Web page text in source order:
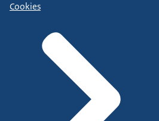
Cookies